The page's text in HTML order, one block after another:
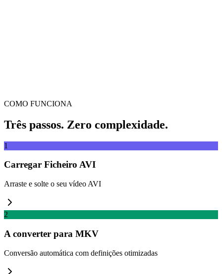
COMO FUNCIONA
Três passos. Zero complexidade.
1
Carregar Ficheiro AVI
Arraste e solte o seu vídeo AVI
2
A converter para MKV
Conversão automática com definições otimizadas